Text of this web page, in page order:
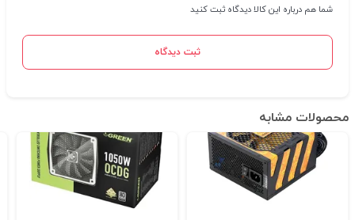
شما هم درباره این کالا دیدگاه ثبت کنید
ثبت دیدگاه
محصولات مشابه